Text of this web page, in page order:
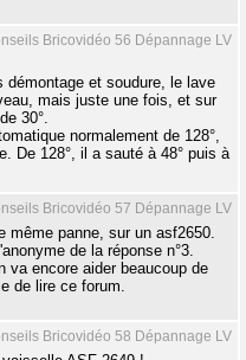
Bricovidéo 56 Dépannage LV
démontage et soudure, le lave
mais juste une fois, et sur
30°.
normalement de 128°,
De 128°, il a sauté à 48° puis à
Bricovidéo 57 Dépannage LV
même panne, sur un asf2650.
de la réponse n°3.
va encore aider beaucoup de
de lire ce forum.
Bricovidéo 58 Dépannage LV